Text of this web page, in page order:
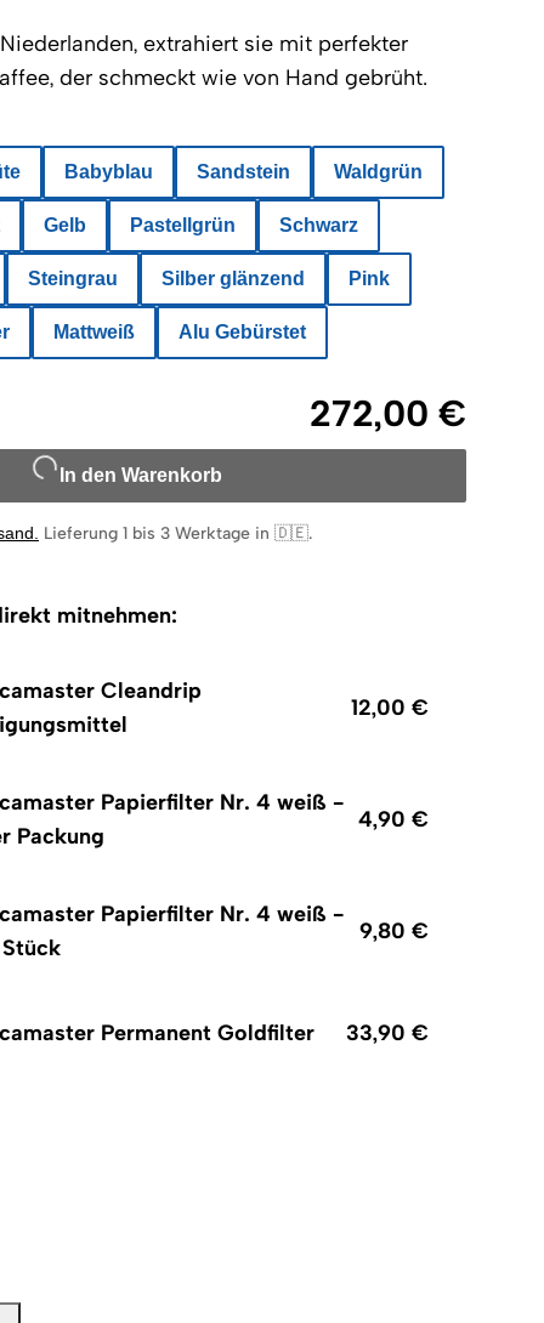
Babyblau Sandstein Waldgrün
Gelb Pastellgrün Schwarz
Steingrau Silber glänzend Pink
Mattweiß Alu Gebürstet
extrahiert sie mit perfekter
der schmeckt wie von Hand gebrüht.
272,00 €
In den Warenkorb
Lieferung 1 bis 3 Werktage in 🇩🇪.
mitnehmen:
Cleandrip
12,00 €
Papierfilter Nr. 4 weiß -
Packung
4,90 €
Papierfilter Nr. 4 weiß -
9,80 €
Permanent Goldfilter 33,90 €